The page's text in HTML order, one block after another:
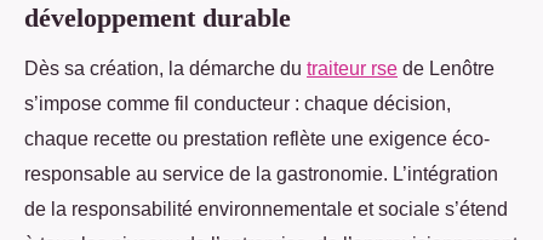
développement durable
Dès sa création, la démarche du traiteur rse de Lenôtre
s’impose comme fil conducteur : chaque décision,
chaque recette ou prestation reflète une exigence éco-
responsable au service de la gastronomie. L’intégration
de la responsabilité environnementale et sociale s’étend